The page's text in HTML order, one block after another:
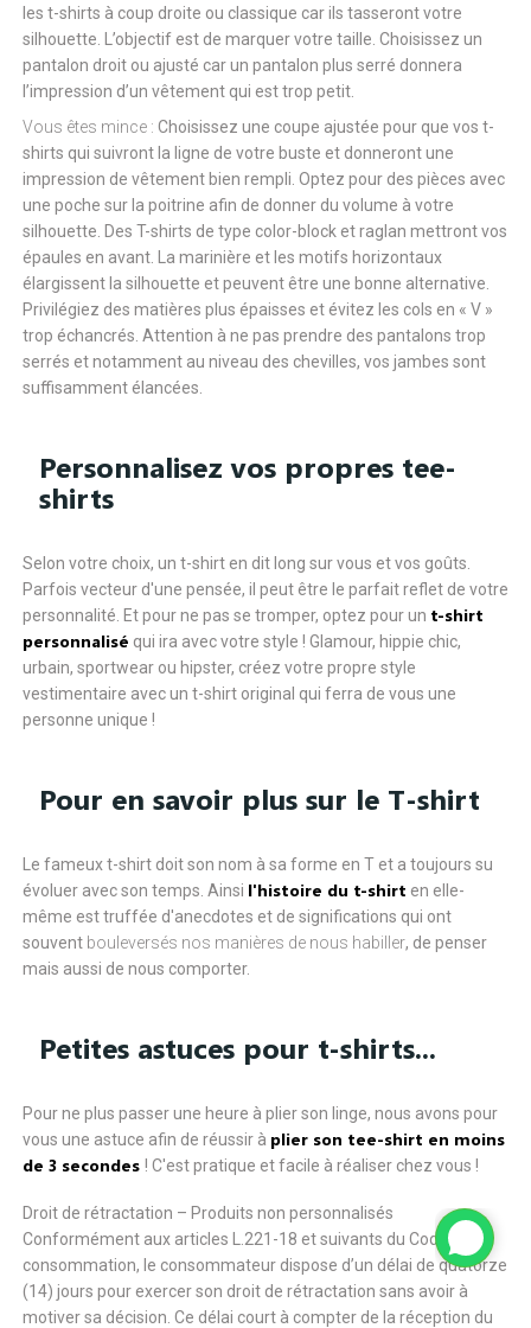
les t-shirts à coup droite ou classique car ils tasseront votre
silhouette. L’objectif est de marquer votre taille. Choisissez un
pantalon droit ou ajusté car un pantalon plus serré donnera
l’impression d’un vêtement qui est trop petit.
Vous êtes mince : Choisissez une coupe ajustée pour que vos t-
shirts qui suivront la ligne de votre buste et donneront une
impression de vêtement bien rempli. Optez pour des pièces avec
une poche sur la poitrine afin de donner du volume à votre
silhouette. Des T-shirts de type color-block et raglan mettront vos
épaules en avant. La marinière et les motifs horizontaux
élargissent la silhouette et peuvent être une bonne alternative.
Privilégiez des matières plus épaisses et évitez les cols en « V »
trop échancrés. Attention à ne pas prendre des pantalons trop
serrés et notamment au niveau des chevilles, vos jambes sont
suffisamment élancées.
Personnalisez vos propres tee-
shirts
Selon votre choix, un t-shirt en dit long sur vous et vos goûts.
Parfois vecteur d'une pensée, il peut être le parfait reflet de votre
personnalité. Et pour ne pas se tromper, optez pour un t-shirt
personnalisé qui ira avec votre style ! Glamour, hippie chic,
urbain, sportwear ou hipster, créez votre propre style
vestimentaire avec un t-shirt original qui ferra de vous une
personne unique !
Pour en savoir plus sur le T-shirt
Le fameux t-shirt doit son nom à sa forme en T et a toujours su
évoluer avec son temps. Ainsi l'histoire du t-shirt en elle-
même est truffée d'anecdotes et de significations qui ont
souvent bouleversés nos manières de nous habiller, de penser
mais aussi de nous comporter.
Petites astuces pour t-shirts...
Pour ne plus passer une heure à plier son linge, nous avons pour
vous une astuce afin de réussir à plier son tee-shirt en moins
de 3 secondes ! C'est pratique et facile à réaliser chez vous !
Droit de rétractation – Produits non personnalisés
Conformément aux articles L.221-18 et suivants du Code de la
consommation, le consommateur dispose d’un délai de quatorze
(14) jours pour exercer son droit de rétractation sans avoir à
motiver sa décision. Ce délai court à compter de la réception du